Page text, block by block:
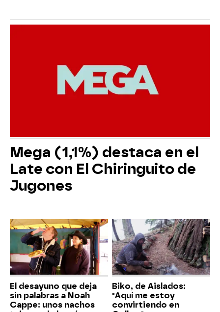
Mega (1,1%) destaca en el
Late con El Chiringuito de
Jugones
El desayuno que deja
sin palabras a Noah
Cappe: unos nachos
Biko, de Aislados:
"Aquí me estoy
convirtiendo en